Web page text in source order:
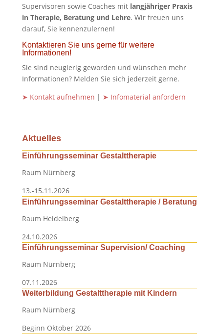
Supervisoren sowie Coaches mit langjähriger Praxis
in Therapie, Beratung und Lehre. Wir freuen uns
darauf, Sie kennenzulernen!
Kontaktieren Sie uns gerne für weitere
Informationen!
Sie sind neugierig geworden und wünschen mehr
Informationen? Melden Sie sich jederzeit gerne.
➤ Kontakt aufnehmen | ➤ Infomaterial anfordern
Aktuelles
Einführungsseminar Gestalttherapie
Raum Nürnberg
13.-15.11.2026
Einführungsseminar Gestalttherapie / Beratung
Raum Heidelberg
24.10.2026
Einführungsseminar Supervision/ Coaching
Raum Nürnberg
07.11.2026
Weiterbildung Gestalttherapie mit Kindern
Raum Nürnberg
Beginn Oktober 2026